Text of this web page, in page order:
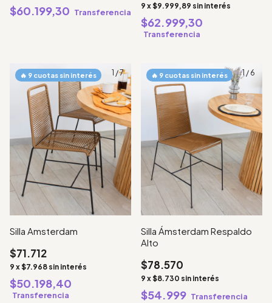
$60.199,30 Transferencia
9 x$9.999,89 sin interés
$62.999,30
Transferencia
1 /7
Silla Amsterdam
$71.712
9 x$7.968 sin interés
$50.198,40
Transferencia
1/ 6
Silla Ámsterdam Respaldo
Alto
$78.570
9 x$8.730 sin interés
$54.999 Transferencia